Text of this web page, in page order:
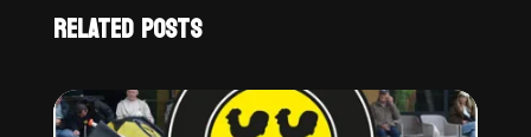
RELATED POSTS